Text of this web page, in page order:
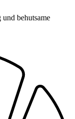
behutsame